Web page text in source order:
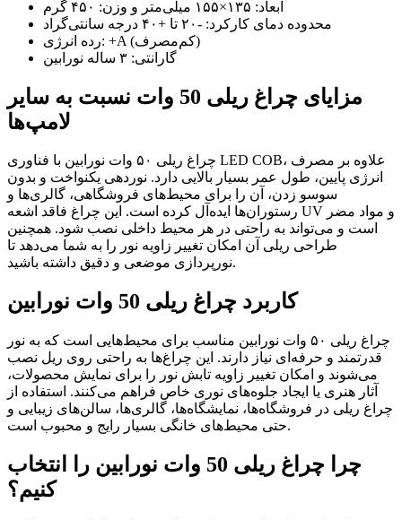
ابعاد: ۱۳۵×۱۵۵ میلی‌متر و وزن: ۴۵۰ گرم
محدوده دمای کارکرد: -۲۰ تا +۴۰ درجه سانتی‌گراد
رده انرژی: +A (کم‌مصرف)
گارانتی: ۳ ساله نورابین
مزایای چراغ ریلی 50 وات نسبت به سایر
لامپ‌ها
چراغ ریلی ۵۰ وات نورابین با فناوری LED COB، علاوه بر مصرف
انرژی پایین، طول عمر بسیار بالایی دارد. نوردهی یکنواخت و بدون
سوسو زدن، آن را برای محیط‌های فروشگاهی، گالری‌ها و
رستوران‌ها ایده‌آل کرده است. این چراغ فاقد اشعه UV و مواد مضر
است و می‌تواند به راحتی در هر محیط داخلی نصب شود. همچنین
طراحی ریلی آن امکان تغییر زاویه نور را به شما می‌دهد تا
نورپردازی موضعی و دقیق داشته باشید.
کاربرد چراغ ریلی 50 وات نورابین
چراغ ریلی ۵۰ وات نورابین مناسب برای محیط‌هایی است که به نور
قدرتمند و حرفه‌ای نیاز دارند. این چراغ‌ها به راحتی روی ریل نصب
می‌شوند و امکان تغییر زاویه تابش نور را برای نمایش محصولات،
آثار هنری یا ایجاد جلوه‌های نوری خاص فراهم می‌کنند. استفاده از
چراغ ریلی در فروشگاه‌ها، نمایشگاه‌ها، گالری‌ها، سالن‌های زیبایی و
حتی محیط‌های خانگی بسیار رایج و محبوب است.
چرا چراغ ریلی 50 وات نورابین را انتخاب
کنیم؟